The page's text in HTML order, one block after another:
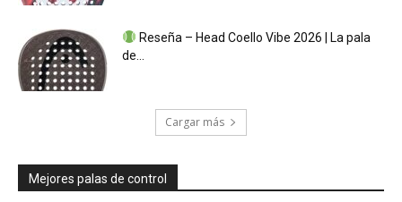
Reseña – Head Coello Vibe 2026 | La pala
de...
Cargar más
Mejores palas de control